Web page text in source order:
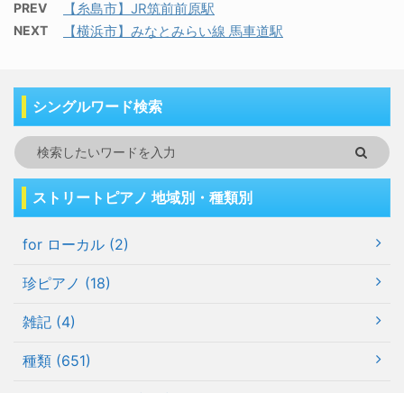
PREV 【糸島市】JR筑前前原駅
NEXT 【横浜市】みなとみらい線 馬車道駅
シングルワード検索
ストリートピアノ 地域別・種類別
for ローカル (2)
珍ピアノ (18)
雑記 (4)
種類 (651)